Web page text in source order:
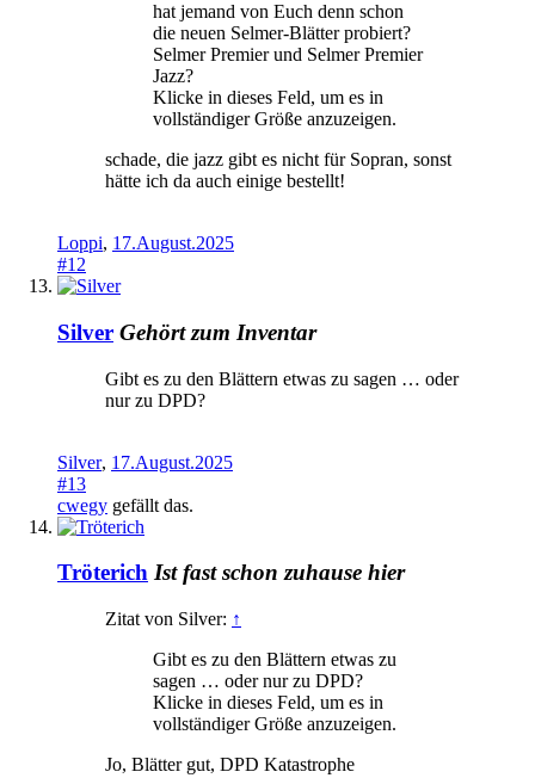
hat jemand von Euch denn schon
die neuen Selmer-Blätter probiert?
Selmer Premier und Selmer Premier
Jazz?
Klicke in dieses Feld, um es in
vollständiger Größe anzuzeigen.
schade, die jazz gibt es nicht für Sopran, sonst
hätte ich da auch einige bestellt!
Loppi, 17.August.2025
#12
Silver Gehört zum Inventar
Gibt es zu den Blättern etwas zu sagen … oder
nur zu DPD?
Silver, 17.August.2025
#13
cwegy gefällt das.
Tröterich Ist fast schon zuhause hier
Zitat von Silver: ↑
Gibt es zu den Blättern etwas zu
sagen … oder nur zu DPD?
Klicke in dieses Feld, um es in
vollständiger Größe anzuzeigen.
Jo, Blätter gut, DPD Katastrophe